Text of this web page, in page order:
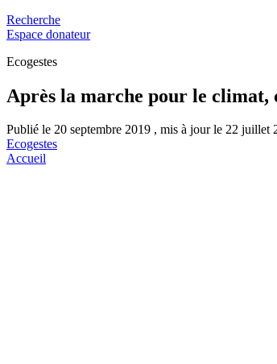
Recherche
Espace donateur
Ecogestes
Après la marche pour le climat,
Publié le 20 septembre 2019 , mis à jour le 22 juillet
Ecogestes
Accueil